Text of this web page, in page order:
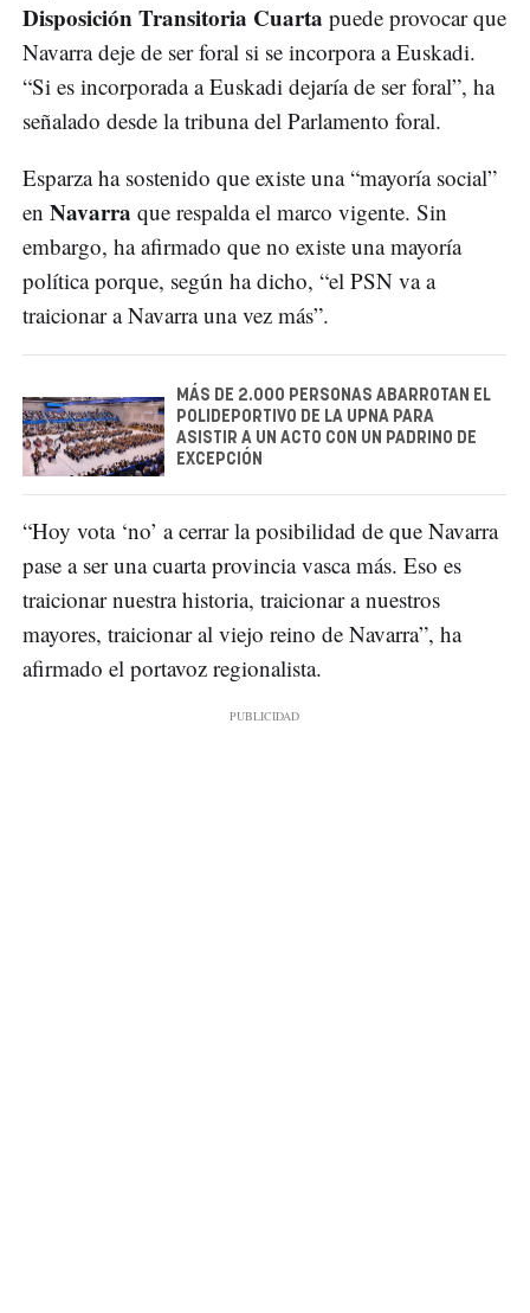
Disposición Transitoria Cuarta puede provocar que
Navarra deje de ser foral si se incorpora a Euskadi.
“Si es incorporada a Euskadi dejaría de ser foral”, ha
señalado desde la tribuna del Parlamento foral.
Esparza ha sostenido que existe una “mayoría social”
en Navarra que respalda el marco vigente. Sin
embargo, ha afirmado que no existe una mayoría
política porque, según ha dicho, “el PSN va a
traicionar a Navarra una vez más”.
MÁS DE 2.000 PERSONAS ABARROTAN EL
POLIDEPORTIVO DE LA UPNA PARA
ASISTIR A UN ACTO CON UN PADRINO DE
EXCEPCIÓN
“Hoy vota ‘no’ a cerrar la posibilidad de que Navarra
pase a ser una cuarta provincia vasca más. Eso es
traicionar nuestra historia, traicionar a nuestros
mayores, traicionar al viejo reino de Navarra”, ha
afirmado el portavoz regionalista.